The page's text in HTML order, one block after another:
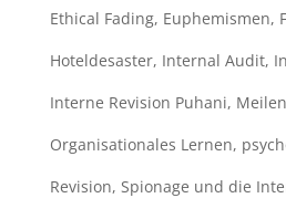
Ethical Fading, Euphemismen,
Hoteldesaster, Internal Audit,
Interne Revision Puhani,
Organisationales Lernen,
Revision, Spionage und die